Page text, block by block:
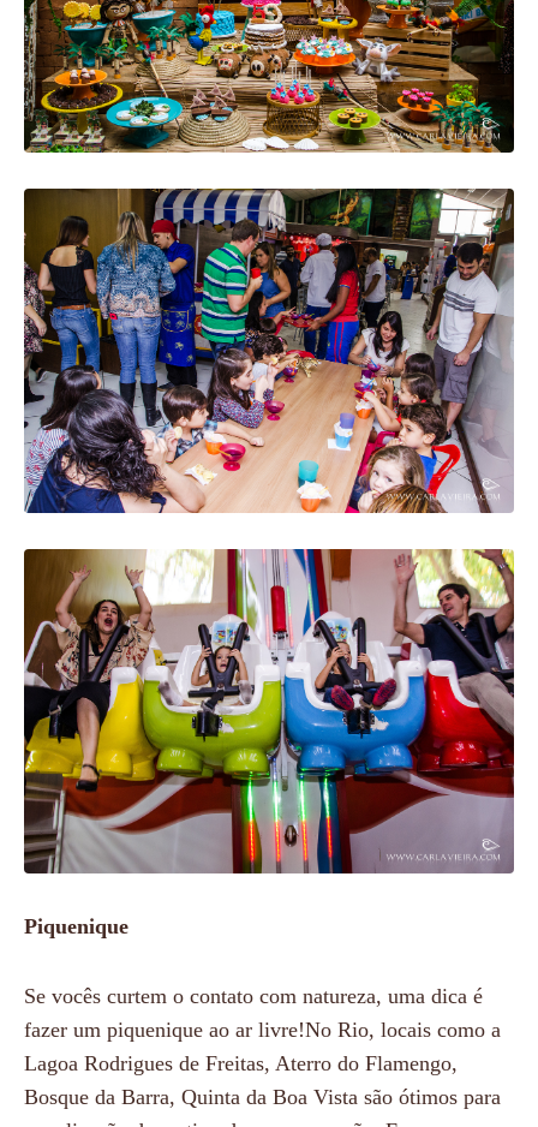
Piquenique
Se vocês curtem o contato com natureza, uma dica é
fazer um piquenique ao ar livre!No Rio, locais como a
Lagoa Rodrigues de Freitas, Aterro do Flamengo,
Bosque da Barra, Quinta da Boa Vista são ótimos para